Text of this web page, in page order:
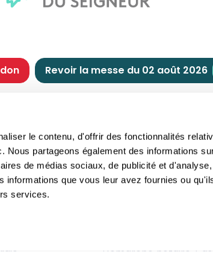
le contenu, d'offrir des fonctionnalités
Nous partageons également des informations
de médias sociaux, de publicité et
informations que vous leur avez fournies ou
services.
Revoir la messe du 02 août 2026
Comment nous
Faire un don
Réduction d’impôt
Philanthropie
Démarche notaire /